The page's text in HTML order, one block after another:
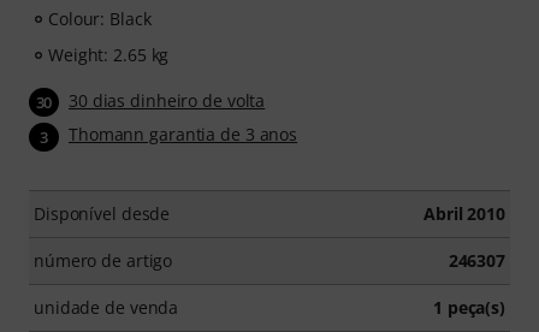
Colour: Black
Weight: 2.65 kg
30 30 dias dinheiro de volta
3 Thomann garantia de 3 anos
Disponível desde Abril 2010
número de artigo 246307
unidade de venda 1 peça(s)